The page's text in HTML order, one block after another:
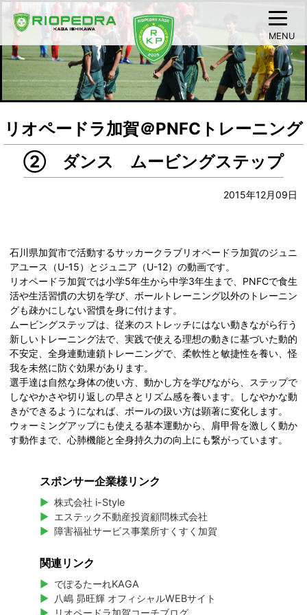
MENU
リオペードラ加賀＠PNFCトレーニング
② ダンス ムービングステップ
2015年12月09日
石川県加賀市で活動するサッカークラブリオペードラ加賀のジュニ
アユース（U-15）とジュニア（U-12）の動画です。
リオペードラ加賀では小学5年生から中学3年生まで、PNFCで食生
活や生活習慣の大切を学び、ボールトレーニング以外のトレーニン
グも疎かにしない習慣を身に付けます。
ムービングステップは、従来のストレッチにはない動きながら行う
新しいトレーニング法で、実践で使える理想の動きに基づいた動的
不安定、全身連動連鎖トレーニングで、柔軟性と敏捷性を養い、怪
我を未然に防ぐ効果があります。
選手達は自然な身体の使い方、動かし方を学びながら、ステップで
しなやかさや切り返しの早さとリズム感を養います。しなやかな動
きができるようになれば、ボールの扱い方は顕著に変化します。
ウォーミングアップにも使える基本運動から、肩甲骨を激しく動か
す動作まで、心肺機能と全身持久力の向上にも繋がっています。
スポンサー企業様リンク
株式会社 i-Style
エステック不動産投資顧問株式会社
障害福祉サービス事業所すくすく加賀
関連リンク
でぽるたーれKAGA
八嶋 昴旺輝 オフィシャルWEBサイト
リオペードラ加賀コーチブログ